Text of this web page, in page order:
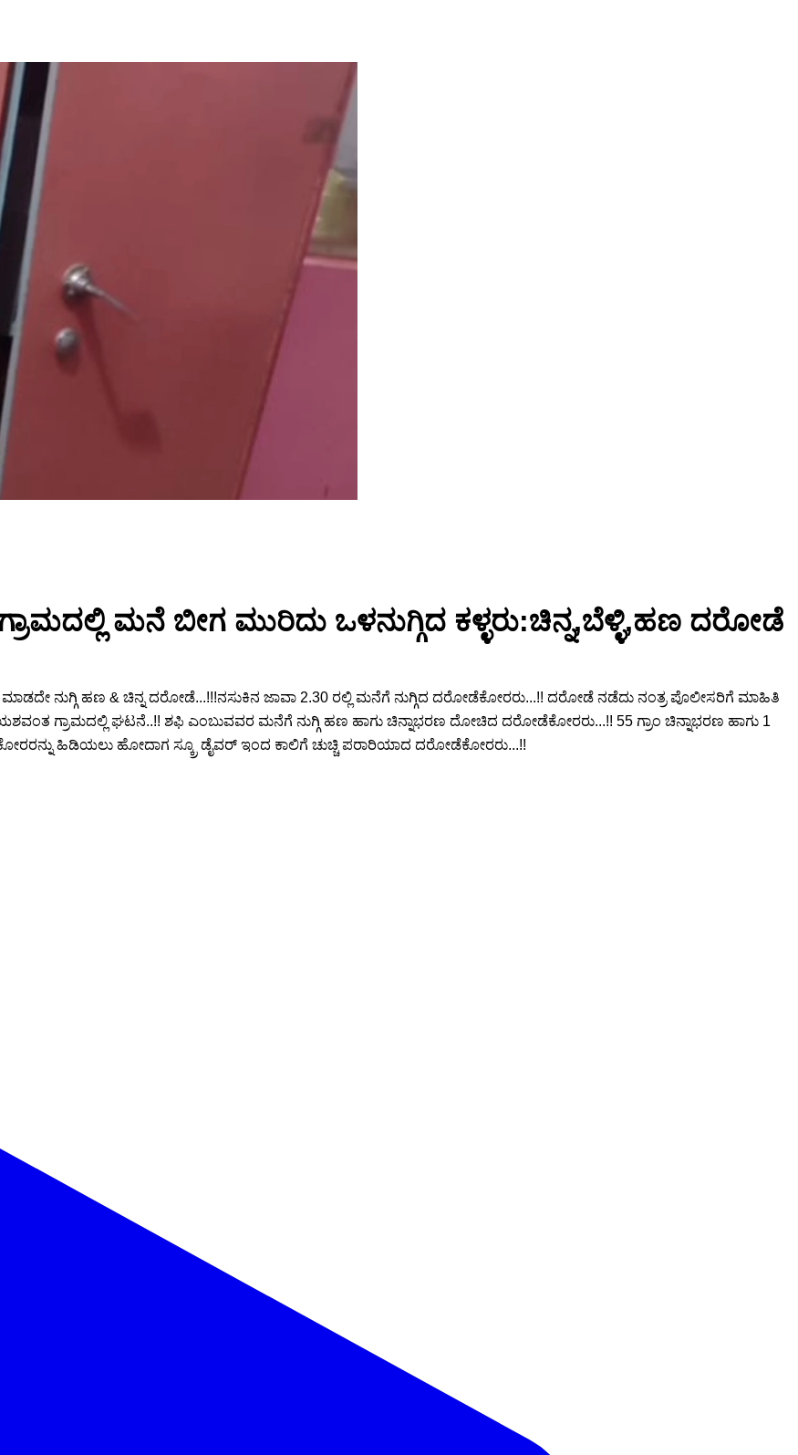
ಮನೆ ಬೀಗ ಮುರಿದು ಒಳನುಗ್ಗಿದ ಕಳ್ಳರು:ಚಿನ್ನ,ಬೆಳ್ಳಿ,ಹಣ ದರೋಡೆ
ನುಗ್ಗಿ ಹಣ & ಚಿನ್ನ ದರೋಡೆ...!!!ನಸುಕಿನ ಜಾವಾ 2.30 ರಲ್ಲಿ ಮನೆಗೆ ನುಗ್ಗಿದ ದರೋಡೆಕೋರರು...!! ದರೋಡೆ ನಡೆದು ನಂತ್ರ ಪೊಲೀಸರಿಗೆ ಮಾಹಿತಿ
ಗ್ರಾಮದಲ್ಲಿ ಘಟನೆ..!! ಶಫಿ ಎಂಬುವವರ ಮನೆಗೆ ನುಗ್ಗಿ ಹಣ ಹಾಗು ಚಿನ್ನಾಭರಣ ದೋಚಿದ ದರೋಡೆಕೋರರು...!! 55 ಗ್ರಾಂ ಚಿನ್ನಾಭರಣ ಹಾಗು 1
ಹಿಡಿಯಲು ಹೋದಾಗ ಸ್ಕ್ರೂ ಡೈವರ್ ಇಂದ ಕಾಲಿಗೆ ಚುಚ್ಚಿ ಪರಾರಿಯಾದ ದರೋಡೆಕೋರರು...!!